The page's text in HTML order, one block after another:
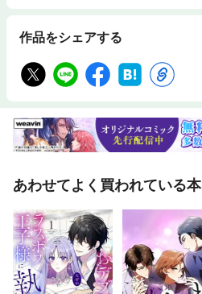
作品をシェアする
あわせてよく買われている本